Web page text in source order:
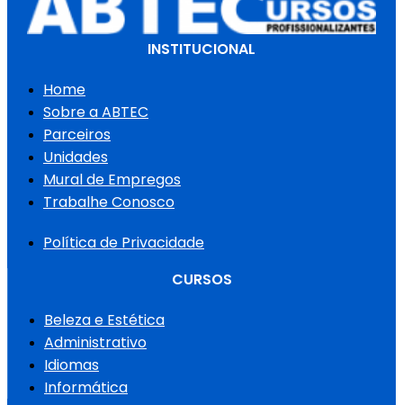
INSTITUCIONAL
Home
Sobre a ABTEC
Parceiros
Unidades
Mural de Empregos
Trabalhe Conosco
Política de Privacidade
CURSOS
Beleza e Estética
Administrativo
Idiomas
Informática